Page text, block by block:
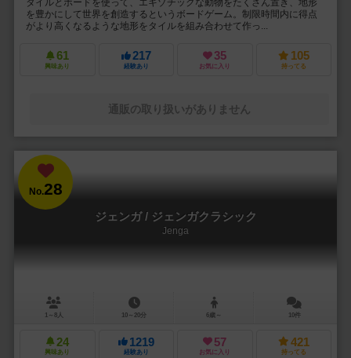
タイルとボードを使って、エキゾチックな動物をたくさん置き、地形
を豊かにして世界を創造するというボードゲーム。制限時間内に得点
がより高くなるような地形をタイルを組み合わせて作っ...
61
興味あり
217
経験あり
35
お気に入り
105
持ってる
通販の取り扱いがありません
No.28
ジェンガ / ジェンガクラシック
Jenga
1～8人 10～20分 6歳～ 10件
24
興味あり
1219
経験あり
57
お気に入り
421
持ってる